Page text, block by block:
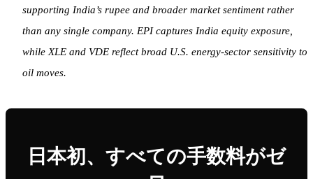
supporting India’s rupee and broader market sentiment rather
than any single company. EPI captures India equity exposure,
while XLE and VDE reflect broad U.S. energy-sector sensitivity to
oil moves.
日本初、すべての手数料がゼ